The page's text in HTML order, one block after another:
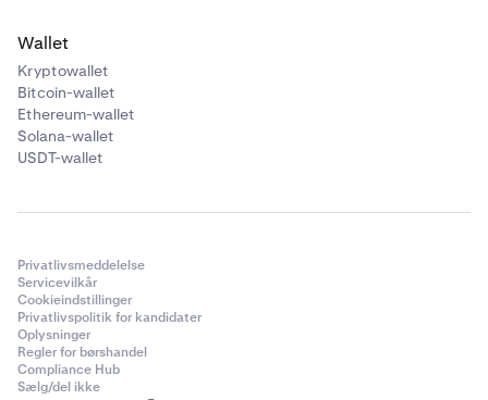
Wallet
Kryptowallet
Bitcoin-wallet
Ethereum-wallet
Solana-wallet
USDT-wallet
Privatlivsmeddelelse
Servicevilkår
Cookieindstillinger
Privatlivspolitik for kandidater
Oplysninger
Regler for børshandel
Compliance Hub
Sælg/del ikke